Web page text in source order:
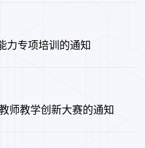
力专项培训的通知
师教学创新大赛的通知